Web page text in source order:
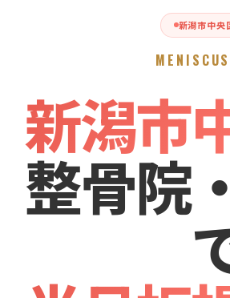
新潟市中央
新潟市
整骨院